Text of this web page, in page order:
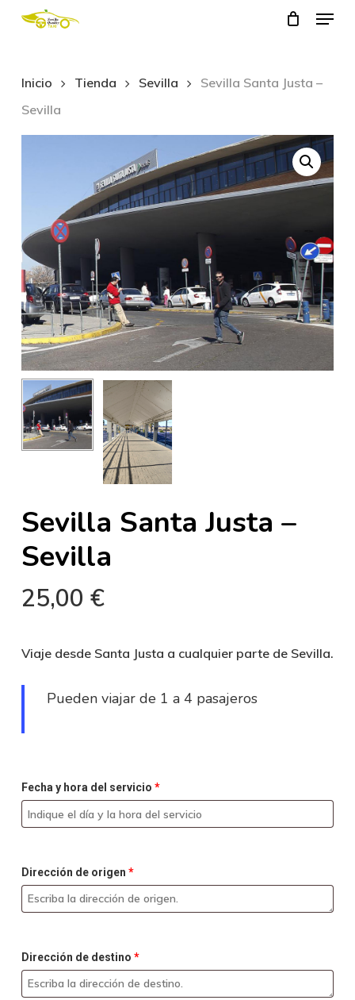
Skip
content
Menu
Inicio Tienda Sevilla
Sevilla Santa Justa –
Sevilla
Sevilla Santa Justa –
Sevilla
25,00 €
Viaje desde Santa Justa a cualquier parte de Sevilla.
Pueden viajar de 1 a 4 pasajeros
Fecha y hora del servicio *
Dirección de origen *
Dirección de destino *